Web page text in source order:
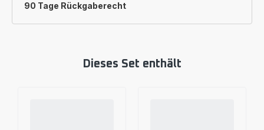
90 Tage Rückgaberecht
Dieses Set enthält